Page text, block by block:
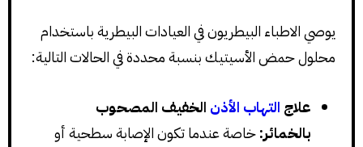
يوصي الاطباء البيطريون في العيادات البيطرية باستخدام
محلول حمض الأسيتيك بنسبة محددة في الحالات التالية:
علاج التهاب الأذن الخفيف المصحوب
بالخمائر:خاصة عندما تكون الإصابة سطحية أو